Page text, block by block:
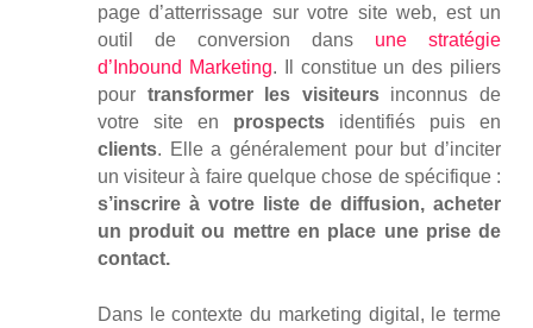
page d’atterrissage sur votre site web, est un
outil de conversion dans une stratégie
d’Inbound Marketing. Il constitue un des piliers
pour transformer les visiteursinconnus de
votre site en prospects identifiés puis en
clients. Elle a généralement pour but d’inciter
un visiteur à faire quelque chose de spécifique :
s’inscrire à votre liste de diffusion, acheter
un produit ou mettre en place une prise de
contact.
Dans le contexte du marketing digital, le terme